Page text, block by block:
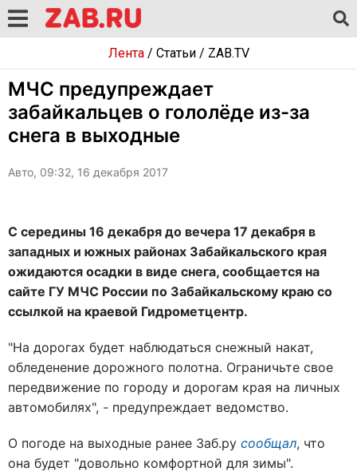
Лента/ Статьи/ ZAB.TV
МЧС предупреждает
забайкальцев о гололёде из-за
снега в выходные
Авто, 09:32, 16 декабря 2017
С середины 16 декабря до вечера 17 декабря в
западных и южных районах Забайкальского края
ожидаются осадки в виде снега, сообщается на
сайте ГУ МЧС России по Забайкальскому краю со
ссылкой на краевой Гидрометцентр.
"На дорогах будет наблюдаться снежный накат,
обледенение дорожного полотна. Ограничьте свое
передвижение по городу и дорогам края на личных
автомобилях", - предупреждает ведомство.
О погоде на выходные ранее Заб.ру сообщал, что
она будет "довольно комфортной для зимы".